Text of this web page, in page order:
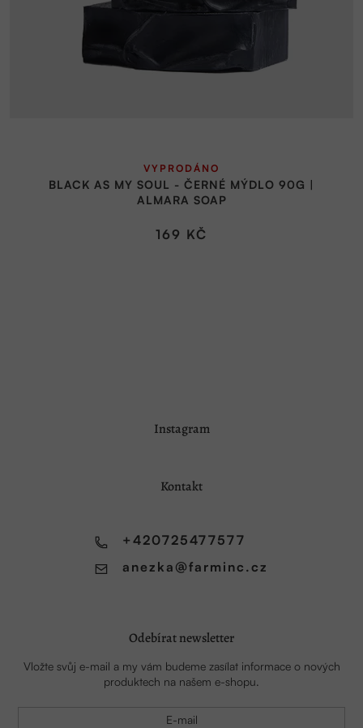
BLACK AS MY SOUL - ČERNÉ MÝDLO 90G |
ALMARA SOAP
VYPRODÁNO
169 KČ
Instagram
Kontakt
anezka @farminc.cz
+420725477577
Odebírat newsletter
Vložte svůj e-mail a my vám budeme zasílat informace o nových
produktech na našem e-shopu.
E-mail